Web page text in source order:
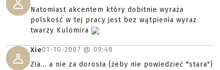
Natomiast akcentem który dobitnie wyraża
polskość w tej pracy jest bez wątpienia wyraz
twarzy Kulomira
Xie01-10-2007 @ 09:48
Zia... a nie za dorosła (żeby nie powiedzieć "stara")